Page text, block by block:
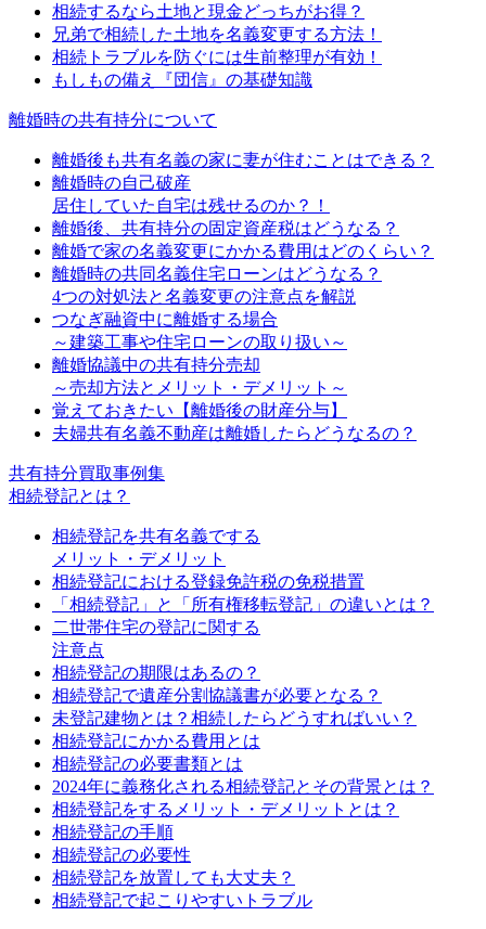
相続するなら土地と現金どっちがお得？
兄弟で相続した土地を名義変更する方法！
相続トラブルを防ぐには生前整理が有効！
もしもの備え『団信』の基礎知識
離婚時の共有持分について
離婚後も共有名義の家に妻が住むことはできる？
離婚時の自己破産
居住していた自宅は残せるのか？！
離婚後、共有持分の固定資産税はどうなる？
離婚で家の名義変更にかかる費用はどのくらい？
離婚時の共同名義住宅ローンはどうなる？
4つの対処法と名義変更の注意点を解説
つなぎ融資中に離婚する場合
～建築工事や住宅ローンの取り扱い～
離婚協議中の共有持分売却
～売却方法とメリット・デメリット～
覚えておきたい【離婚後の財産分与】
夫婦共有名義不動産は離婚したらどうなるの？
共有持分買取事例集
相続登記とは？
相続登記を共有名義でする
メリット・デメリット
相続登記における登録免許税の免税措置
「相続登記」と「所有権移転登記」の違いとは？
二世帯住宅の登記に関する
注意点
相続登記の期限はあるの？
相続登記で遺産分割協議書が必要となる？
未登記建物とは？相続したらどうすればいい？
相続登記にかかる費用とは
相続登記の必要書類とは
2024年に義務化される相続登記とその背景とは？
相続登記をするメリット・デメリットとは？
相続登記の手順
相続登記の必要性
相続登記を放置しても大丈夫？
相続登記で起こりやすいトラブル